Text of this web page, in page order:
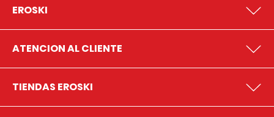
EROSKI
ATENCION AL CLIENTE
TIENDAS EROSKI